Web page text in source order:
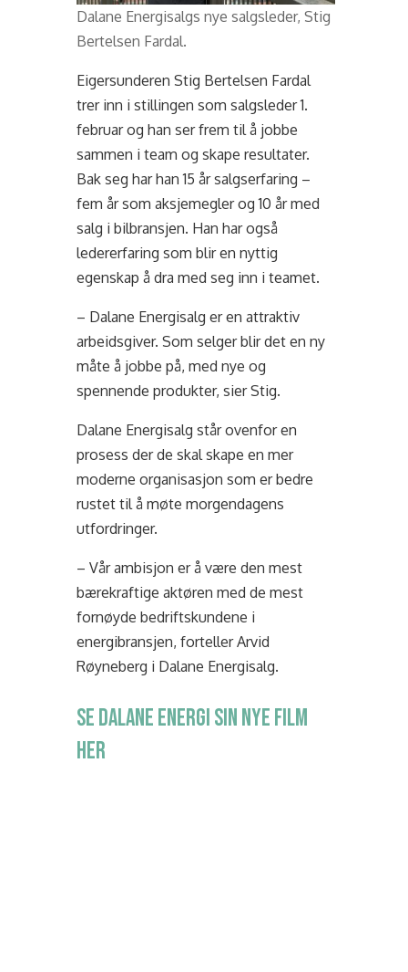
Dalane Energisalgs nye salgsleder, Stig
Bertelsen Fardal.
Eigersunderen Stig Bertelsen Fardal
trer inn i stillingen som salgsleder 1.
februar og han ser frem til å jobbe
sammen i team og skape resultater.
Bak seg har han 15 år salgserfaring –
fem år som aksjemegler og 10 år med
salg i bilbransjen. Han har også
ledererfaring som blir en nyttig
egenskap å dra med seg inn i teamet.
– Dalane Energisalg er en attraktiv
arbeidsgiver. Som selger blir det en ny
måte å jobbe på, med nye og
spennende produkter, sier Stig.
Dalane Energisalg står ovenfor en
prosess der de skal skape en mer
moderne organisasjon som er bedre
rustet til å møte morgendagens
utfordringer.
– Vår ambisjon er å være den mest
bærekraftige aktøren med de mest
fornøyde bedriftskundene i
energibransjen, forteller Arvid
Røyneberg i Dalane Energisalg.
SE DALANE ENERGI SIN NYE FILM
HER